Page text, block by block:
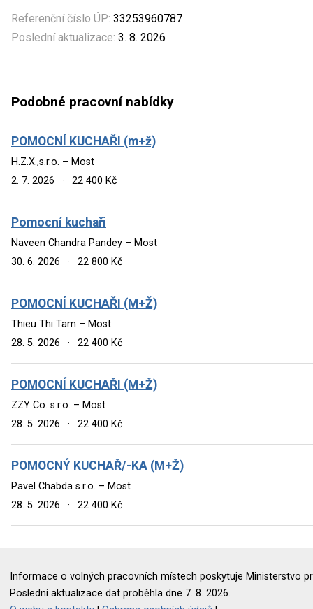
Referenční číslo ÚP: 33253960787
Poslední aktualizace: 3. 8. 2026
Podobné pracovní nabídky
POMOCNÍ KUCHAŘI (m+ž)
H.Z.X.,s.r.o. – Most
2. 7. 2026
· 22 400 Kč
Pomocní kuchaři
Naveen Chandra Pandey – Most
30. 6. 2026
· 22 800 Kč
POMOCNÍ KUCHAŘI (M+Ž)
Thieu Thi Tam – Most
28. 5. 2026
· 22 400 Kč
POMOCNÍ KUCHAŘI (M+Ž)
ZZY Co. s.r.o. – Most
28. 5. 2026
· 22 400 Kč
POMOCNÝ KUCHAŘ/-KA (M+Ž)
Pavel Chabda s.r.o. – Most
28. 5. 2026
· 22 400 Kč
Informace o volných pracovních místech poskytuje Ministerstvo
Poslední aktualizace dat proběhla dne 7. 8. 2026.